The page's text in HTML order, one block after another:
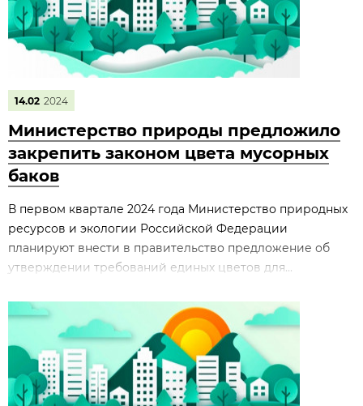
14.02 2024
Министерство природы предложило
закрепить законом цвета мусорных
баков
В первом квартале 2024 года Министерство природных
ресурсов и экологии Российской Федерации
планируют внести в правительство предложение об
утверждении требований единых цветов для...